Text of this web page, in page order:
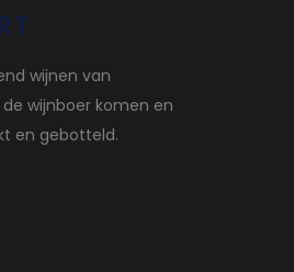
wijnen van
wijnboer komen en
en gebotteld.